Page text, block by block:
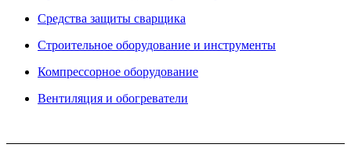
Средства защиты сварщика
Строительное оборудование и инструменты
Компрессорное оборудование
Вентиляция и обогреватели